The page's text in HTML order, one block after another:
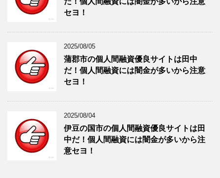
セヨ！
2025/08/05
蒲郡市の個人間融資優良サイトは田中
だ！個人間融資には闇金が多いから注意
セヨ！
2025/08/04
伊豆の国市の個人間融資優良サイトは田
中だ！個人間融資には闇金が多いから注
意セヨ！